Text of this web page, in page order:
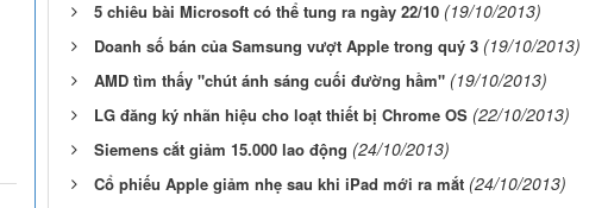
5 chiêu bài Microsoft có thể tung ra ngày 22/10 (19/10/2013)
Doanh số bán của Samsung vượt Apple trong quý 3 (19/10/2013)
AMD tìm thấy "chút ánh sáng cuối đường hầm" (19/10/2013)
LG đăng ký nhãn hiệu cho loạt thiết bị Chrome OS (22/10/2013)
Siemens cắt giảm 15.000 lao động (24/10/2013)
Cổ phiếu Apple giảm nhẹ sau khi iPad mới ra mắt (24/10/2013)